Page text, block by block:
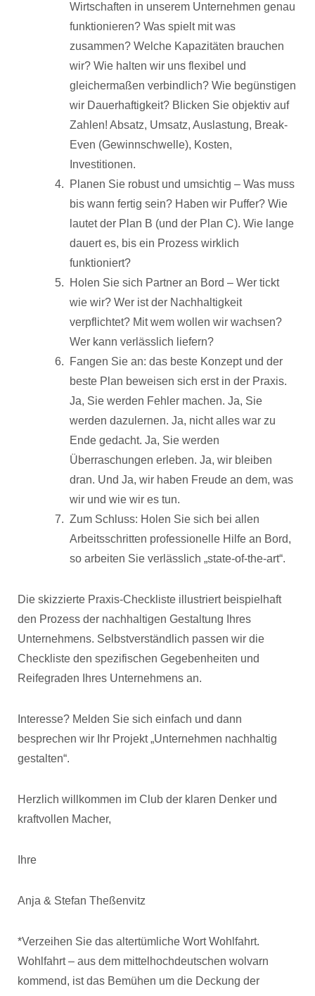
Wirtschaften in unserem Unternehmen genau
funktionieren? Was spielt mit was
zusammen? Welche Kapazitäten brauchen
wir? Wie halten wir uns flexibel und
gleichermaßen verbindlich? Wie begünstigen
wir Dauerhaftigkeit? Blicken Sie objektiv auf
Zahlen! Absatz, Umsatz, Auslastung, Break-
Even (Gewinnschwelle), Kosten,
Investitionen.
Planen Sie robust und umsichtig – Was muss
bis wann fertig sein? Haben wir Puffer? Wie
lautet der Plan B (und der Plan C). Wie lange
dauert es, bis ein Prozess wirklich
funktioniert?
Holen Sie sich Partner an Bord – Wer tickt
wie wir? Wer ist der Nachhaltigkeit
verpflichtet? Mit wem wollen wir wachsen?
Wer kann verlässlich liefern?
Fangen Sie an: das beste Konzept und der
beste Plan beweisen sich erst in der Praxis.
Ja, Sie werden Fehler machen. Ja, Sie
werden dazulernen. Ja, nicht alles war zu
Ende gedacht. Ja, Sie werden
Überraschungen erleben. Ja, wir bleiben
dran. Und Ja, wir haben Freude an dem, was
wir und wie wir es tun.
Zum Schluss: Holen Sie sich bei allen
Arbeitsschritten professionelle Hilfe an Bord,
so arbeiten Sie verlässlich „state-of-the-art“.
Die skizzierte Praxis-Checkliste illustriert beispielhaft
den Prozess der nachhaltigen Gestaltung Ihres
Unternehmens. Selbstverständlich passen wir die
Checkliste den spezifischen Gegebenheiten und
Reifegraden Ihres Unternehmens an.
Interesse? Melden Sie sich einfach und dann
besprechen wir Ihr Projekt „Unternehmen nachhaltig
gestalten“.
Herzlich willkommen im Club der klaren Denker und
kraftvollen Macher,
Ihre
Anja & Stefan Theßenvitz
*Verzeihen Sie das altertümliche Wort Wohlfahrt.
Wohlfahrt – aus dem mittelhochdeutschen wolvarn
kommend, ist das Bemühen um die Deckung der